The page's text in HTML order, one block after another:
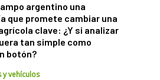
argentino una
que promete cambiar una
clave: ¿Y si analizar
tan simple como
botón?
y vehículos